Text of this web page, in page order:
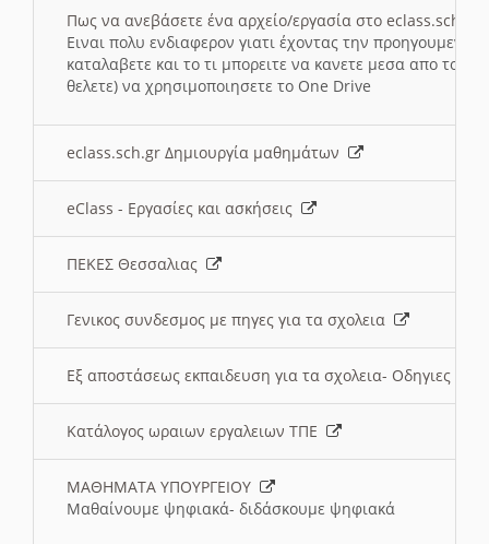
Πως να ανεβάσετε ένα αρχείο/εργασία στο eclass.sch.gr
Ειναι πολυ ενδιαφερον γιατι έχοντας την
καταλαβετε και το τι μπορειτε να κανετε μεσα απο το
θελετε) να χρησιμοποιησετε το One Drive
eclass.sch.gr Δημιουργία μαθημάτων
eClass - Εργασίες και ασκήσεις
ΠΕΚΕΣ Θεσσαλιας
Γενικος συνδεσμος με πηγες για τα σχολεια
Εξ αποστάσεως εκπαιδευση για τα σχολεια- Οδηγιες
Κατάλογος ωραιων εργαλειων ΤΠΕ
ΜΑΘΗΜΑΤΑ ΥΠΟΥΡΓΕΙΟΥ
Μαθαίνουμε ψηφιακά- διδάσκουμε ψηφιακά